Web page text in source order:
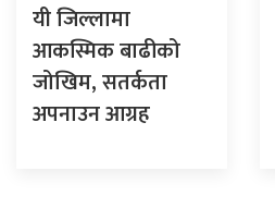
यी जिल्लामा
आकस्मिक बाढीको
जोखिम, सतर्कता
अपनाउन आग्रह